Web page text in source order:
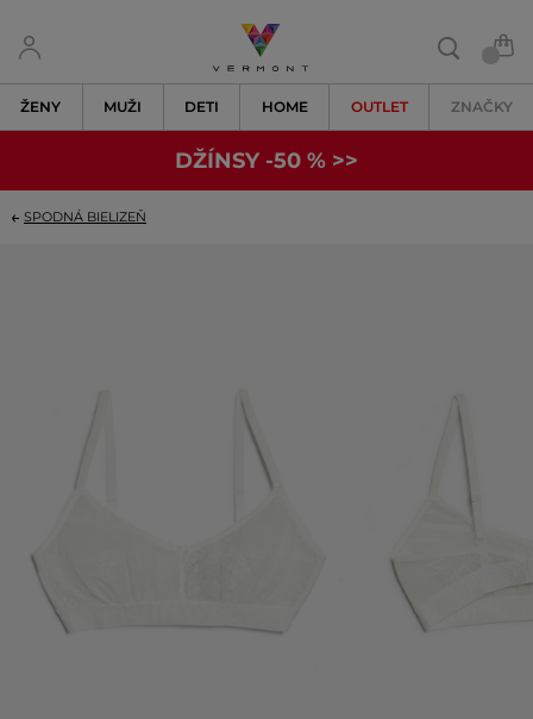
ŽENY MUŽI DETI HOME OUTLET ZNAČKY
DŽÍNSY -50 % >>
SPODNÁ BIELIZEŇ